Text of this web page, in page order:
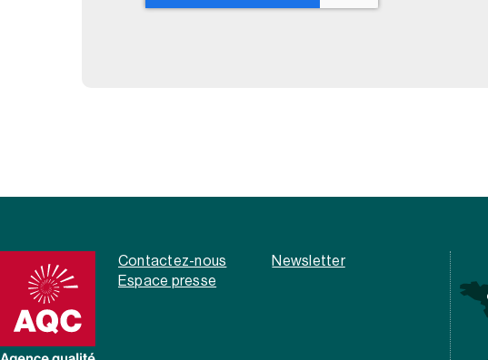
Contactez-nous
Newsletter
Espace presse